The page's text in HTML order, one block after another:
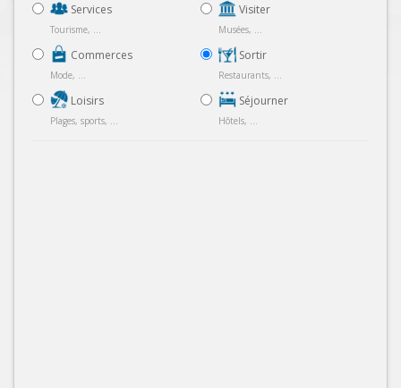
Services
Tourisme, ...
Commerces
Mode, ...
Loisirs
Plages, sports, ...
Visiter
Musées, ...
Sortir
Restaurants, ...
Séjourner
Hôtels, ...